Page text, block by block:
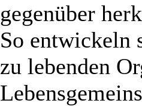
gegenüber
So entwickeln
zu lebenden